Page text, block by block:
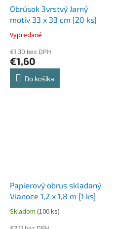
Obrúsok 3vrstvý Jarný
motív 33 x 33 cm [20 ks]
Vypredané
€1,30 bez DPH
€1,60
Do košíka
Papierový obrus skladaný
Vianoce 1,2 x 1,8 m [1 ks]
Skladom (100 ks)